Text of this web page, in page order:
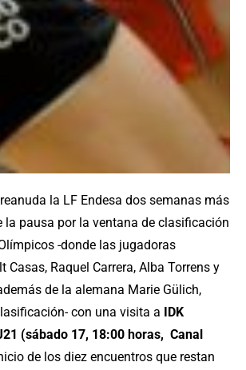
reanuda la LF Endesa dos semanas más
la pausa por la ventana de clasificación
-donde las jugadoras
Casas, Raquel Carrera, Alba Torrens y
de la alemana Marie Gülich,
con una visita a IDK
(sábado 17, 18:00 horas, Canal
de los diez encuentros que restan